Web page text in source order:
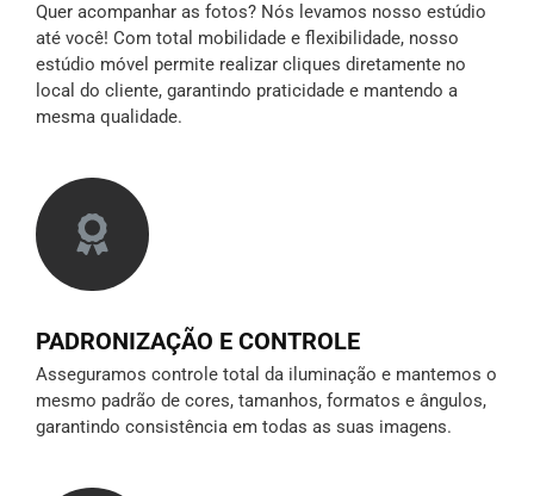
Quer acompanhar as fotos? Nós levamos nosso estúdio
até você! Com total mobilidade e flexibilidade, nosso
estúdio móvel permite realizar cliques diretamente no
local do cliente, garantindo praticidade e mantendo a
mesma qualidade.
PADRONIZAÇÃO E CONTROLE
Asseguramos controle total da iluminação e mantemos o
mesmo padrão de cores, tamanhos, formatos e ângulos,
garantindo consistência em todas as suas imagens.